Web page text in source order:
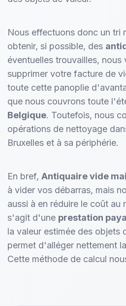
Nous effectuons donc un tri
obtenir, si possible, des
éventuelles trouvailles, nous
supprimer votre facture de
toute cette panoplie
que nous couvrons toute
Belgique. Toutefois, nous
opérations de nettoyage
Bruxelles et à sa périphérie.
En bref, Antiquaire vide
à vider vos débarras, mais
aussi à en réduire le coût au
s'agit d'une prestation
la valeur estimée des objets
permet d'alléger nettement
Cette méthode de calcul